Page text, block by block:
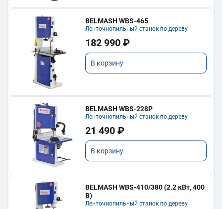
BELMASH WBS-465
Ленточнопильный станок по дереву
182 990 ₽
В корзину
BELMASH WBS-228P
Ленточнопильный станок по дереву
21 490 ₽
В корзину
BELMASH WBS-410/380 (2.2 кВт, 400
В)
Ленточнопильный станок по дереву